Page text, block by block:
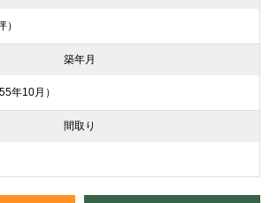
）
築年月
年10月）
間取り